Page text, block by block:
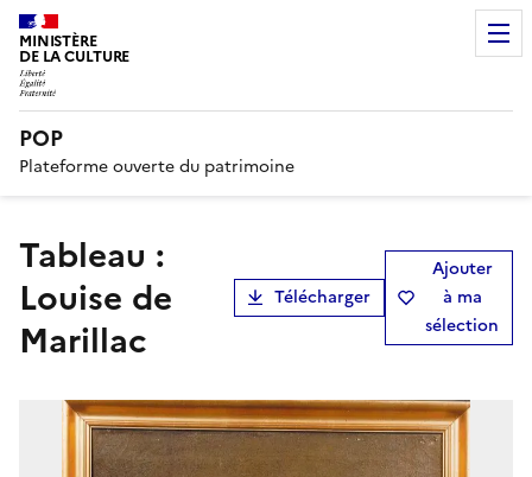
MINISTÈRE
DE LA CULTURE
POP
Plateforme ouverte du patrimoine
tableau :
Louise de
Marillac
Télécharger
Ajouter
à ma
sélection